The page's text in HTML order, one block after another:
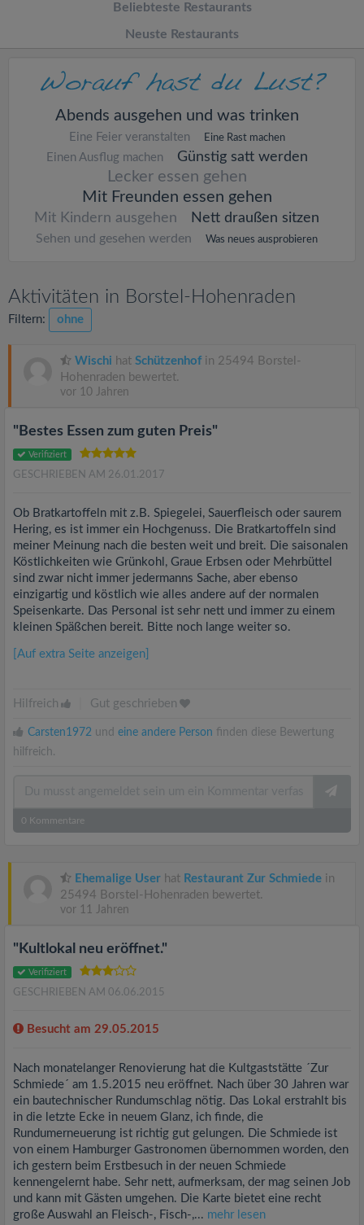
Beliebteste Restaurants
Neuste Restaurants
Abends ausgehen und was trinken
Eine Feier veranstalten Eine Rast machen
Einen Ausflug machen Günstig satt werden
Lecker essen gehen
Mit Freunden essen gehen
Mit Kindern ausgehen Nett draußen sitzen
Sehen und gesehen werden Was neues ausprobieren
Aktivitäten in Borstel-Hohenraden
Filtern: ohne
Wischi hat Schützenhof in 25494 Borstel-
Hohenraden bewertet.
vor 10 Jahren
"Bestes Essen zum guten Preis"
Verifiziert
GESCHRIEBEN AM 26.01.2017
Ob Bratkartoffeln mit z.B. Spiegelei, Sauerfleisch oder saurem
Hering, es ist immer ein Hochgenuss. Die Bratkartoffeln sind
meiner Meinung nach die besten weit und breit. Die saisonalen
Köstlichkeiten wie Grünkohl, Graue Erbsen oder Mehrbüttel
sind zwar nicht immer jedermanns Sache, aber ebenso
einzigartig und köstlich wie alles andere auf der normalen
Speisenkarte. Das Personal ist sehr nett und immer zu einem
kleinen Späßchen bereit. Bitte noch lange weiter so.
[Auf extra Seite anzeigen]
Hilfreich Gut geschrieben
Carsten1972 und eine andere Person finden diese Bewertung
hilfreich.
0 Kommentare
Ehemalige User hat Restaurant Zur Schmiede in
25494 Borstel-Hohenraden bewertet.
vor 11 Jahren
"Kultlokal neu eröffnet."
Verifiziert
GESCHRIEBEN AM 06.06.2015
Besucht am 29.05.2015
Nach monatelanger Renovierung hat die Kultgaststätte ´Zur
Schmiede´ am 1.5.2015 neu eröffnet. Nach über 30 Jahren war
ein bautechnischer Rundumschlag nötig. Das Lokal erstrahlt bis
in die letzte Ecke in neuem Glanz, ich finde, die
Rundumerneuerung ist richtig gut gelungen. Die Schmiede ist
von einem Hamburger Gastronomen übernommen worden, den
ich gestern beim Erstbesuch in der neuen Schmiede
kennengelernt habe. Sehr nett, aufmerksam, der mag seinen Job
und kann mit Gästen umgehen. Die Karte bietet eine recht
große Auswahl an Fleisch-, Fisch-,... mehr lesen